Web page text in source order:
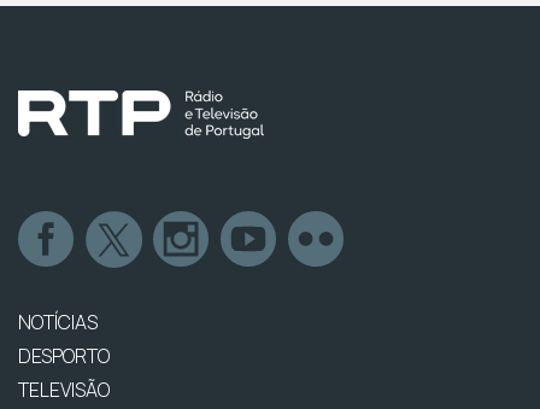
NOTÍCIAS
DESPORTO
TELEVISÃO